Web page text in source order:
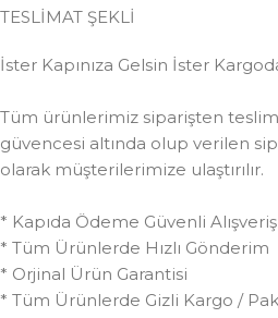
TESLİMAT ŞEKLİ
İster Kapınıza Gelsin İster
Tüm ürünlerimiz siparişten
güvencesi altında olup verilen
olarak müşterilerimize ulaştırılır.
* Kapıda Ödeme Güvenli Alışveriş
* Tüm Ürünlerde Hızlı Gönderim
* Orjinal Ürün Garantisi
* Tüm Ürünlerde Gizli Kargo /